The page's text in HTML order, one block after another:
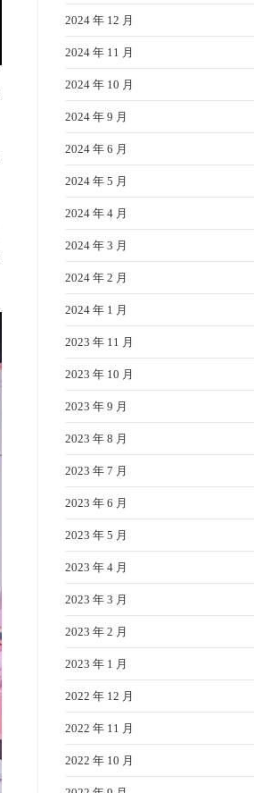
2024 年 12 月
2024 年 11 月
2024 年 10 月
2024 年 9 月
2024 年 6 月
2024 年 5 月
2024 年 4 月
2024 年 3 月
2024 年 2 月
2024 年 1 月
2023 年 11 月
2023 年 10 月
2023 年 9 月
2023 年 8 月
2023 年 7 月
2023 年 6 月
2023 年 5 月
2023 年 4 月
2023 年 3 月
2023 年 2 月
2023 年 1 月
2022 年 12 月
2022 年 11 月
2022 年 10 月